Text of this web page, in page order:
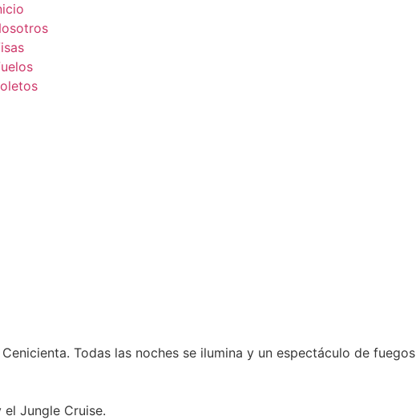
Todas las noches se ilumina y un espectáculo de fuegos
Jungle Cruise.